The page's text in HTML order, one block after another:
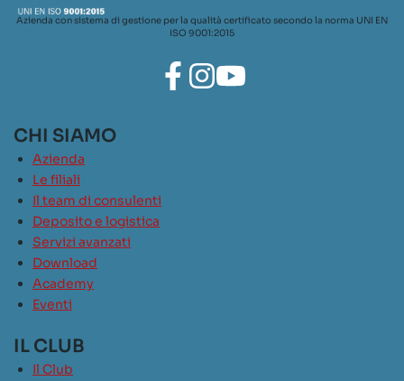
Azienda con sistema di gestione per la qualità certificato secondo la norma UNI EN
ISO 9001:2015
CHI SIAMO
Azienda
Le filiali
Il team di consulenti
Deposito e logistica
Servizi avanzati
Download
Academy
Eventi
IL CLUB
Il Club